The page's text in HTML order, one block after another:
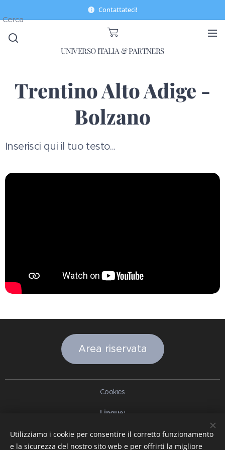
Contattateci!
UNIVERSO ITALIA & PARTNERS
Cerca
Trentino Alto Adige -
Bolzano
Inserisci qui il tuo testo...
Area riservata
Cookies
Lingue
Français
Deutsch Русский Ελληνικά Nederlands
Română
Utilizziamo i cookie per consentire il corretto funzionamento
e la sicurezza del nostro sito web e per offrirti la migliore